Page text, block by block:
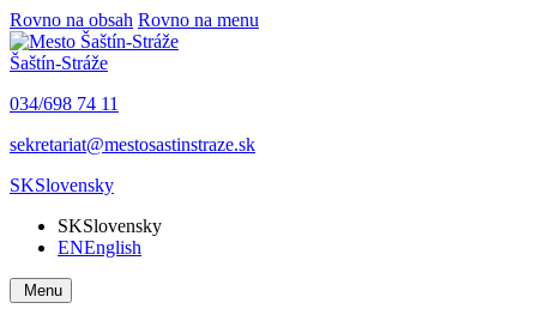
Rovno na obsah Rovno na menu
Šaštín-Stráže
034/698 74 11
sekretariat@mestosastinstraze.sk
SKSlovensky
SKSlovensky
ENEnglish
Menu